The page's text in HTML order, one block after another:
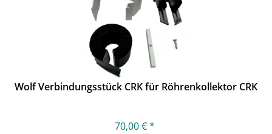
Wolf Verbindungsstück CRK für Röhrenkollektor CRK
70,00 € *